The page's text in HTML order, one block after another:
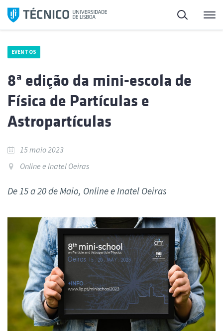
Saltar
para
Pesquisa
EVENTOS
8ª edição da mini-escola de
Física de Partículas e
Astropartículas
15 maio 2023
Online e Inatel Oeiras
De 15 a 20 de Maio, Online e Inatel Oeiras